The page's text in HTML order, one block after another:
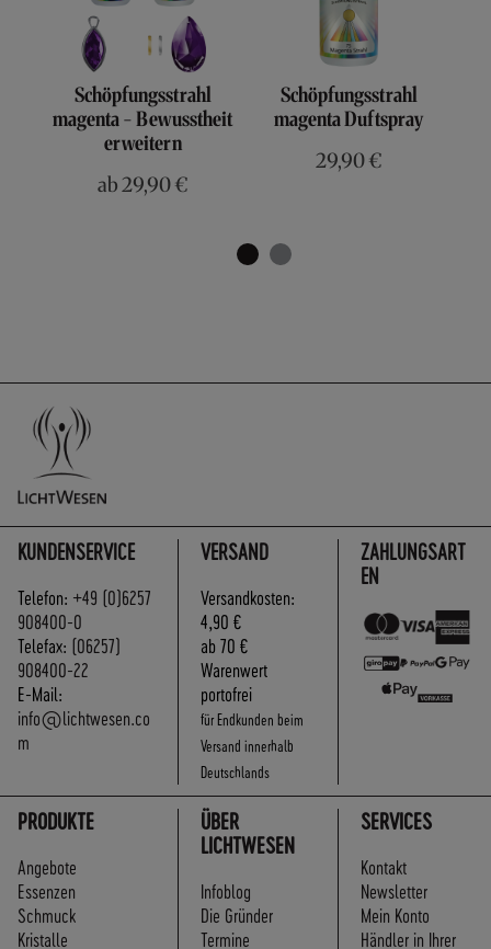
Schöpfungsstrahl
magenta - Bewusstheit
erweitern
ab29,90 €
Schöpfungsstrahl
magenta Duftspray
29,90 €
KUNDENSERVICE
Telefon: +49 (0)6257
908400-0
Telefax: (06257)
908400-22
E-Mail:
info@lichtwesen.co
m
ZAHLUNGSART
EN
VERSAND
Versandkosten:
4,90 €
ab 70 €
Warenwert
portofrei
für Endkunden beim
Versand innerhalb
Deutschlands
PRODUKTE
Angebote
Essenzen
Schmuck
Kristalle
ÜBER
LICHTWESEN
Infoblog
Die Gründer
Termine
SERVICES
Kontakt
Newsletter
Mein Konto
Händler in Ihrer